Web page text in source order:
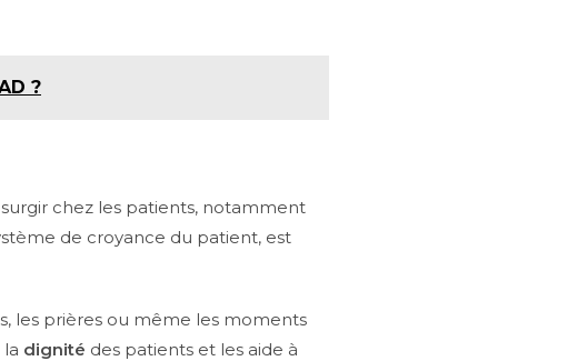
?
chez les patients, notamment
de croyance du patient, est
les prières ou même les moments
dignité des patients et les aide à